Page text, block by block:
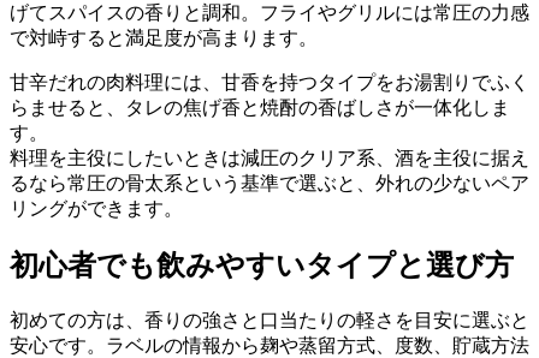
げてスパイスの香りと調和。フライやグリルには常圧の力感
で対峙すると満足度が高まります。
甘辛だれの肉料理には、甘香を持つタイプをお湯割りでふく
らませると、タレの焦げ香と焼酎の香ばしさが一体化しま
す。
料理を主役にしたいときは減圧のクリア系、酒を主役に据え
るなら常圧の骨太系という基準で選ぶと、外れの少ないペア
リングができます。
初心者でも飲みやすいタイプと選び方
初めての方は、香りの強さと口当たりの軽さを目安に選ぶと
安心です。ラベルの情報から麹や蒸留方式、度数、貯蔵方法